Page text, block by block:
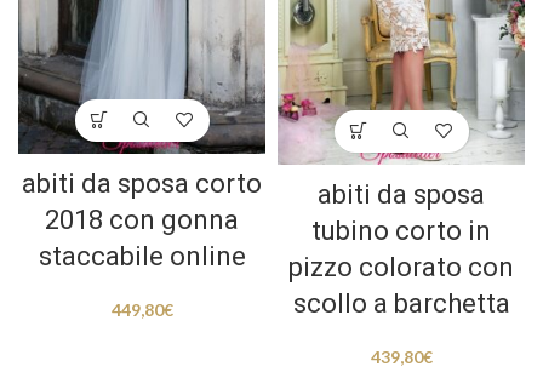
abiti da sposa corto
2018 con gonna
staccabile online
449,80€
abiti da sposa
tubino corto in
pizzo colorato con
scollo a barchetta
439,80€